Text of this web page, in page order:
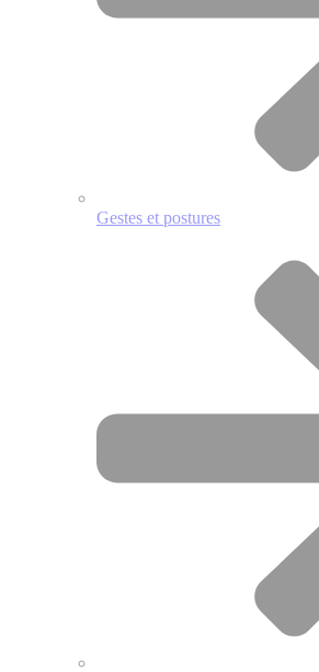
Gestes et postures